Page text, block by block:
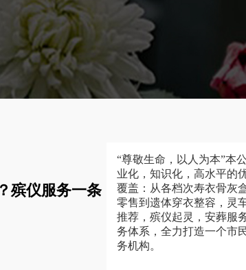
殡仪服务一条
“尊敬生命，以人为本”本
业化，知识化，高水平的
覆盖：从各档次寿衣骨灰
零售到遗体穿衣整容，灵
推荐，殡仪起灵，安葬服
务体系，全力打造一个市
务机构。